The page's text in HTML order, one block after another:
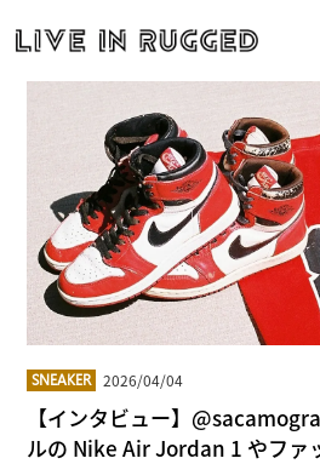
SNEAKER 2026/04/04
【インタビュー】
ルの Nike Air Jordan 1 やファ